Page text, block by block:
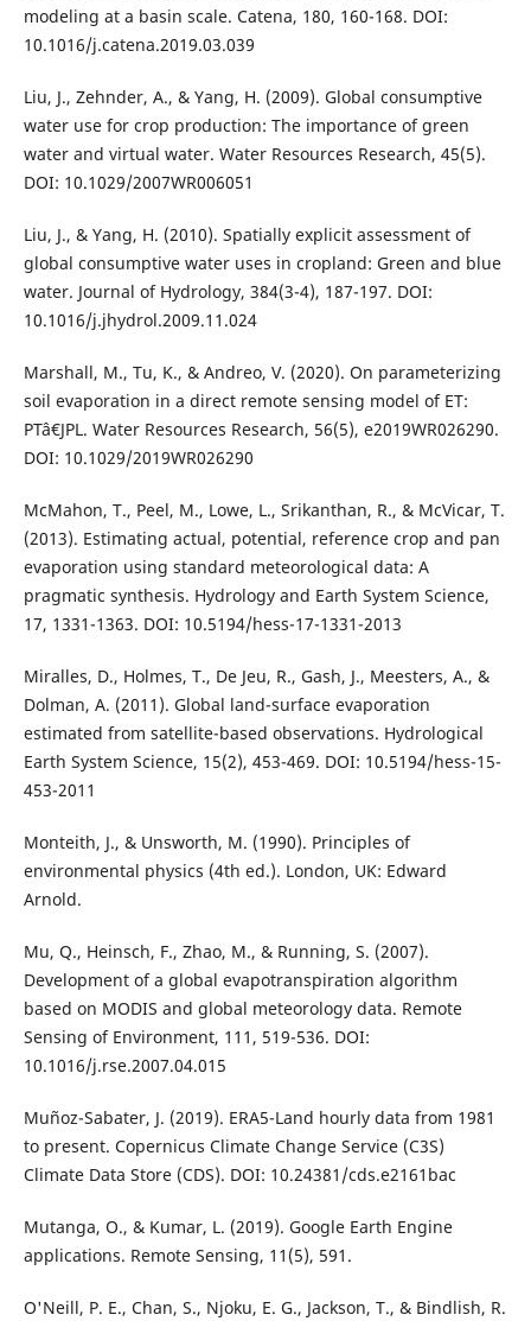
modeling at a basin scale. Catena, 180, 160-168. DOI:
10.1016/j.catena.2019.03.039
Liu, J., Zehnder, A., & Yang, H. (2009). Global consumptive
water use for crop production: The importance of green
water and virtual water. Water Resources Research, 45(5).
DOI: 10.1029/2007WR006051
Liu, J., & Yang, H. (2010). Spatially explicit assessment of
global consumptive water uses in cropland: Green and blue
water. Journal of Hydrology, 384(3-4), 187-197. DOI:
10.1016/j.jhydrol.2009.11.024
Marshall, M., Tu, K., & Andreo, V. (2020). On parameterizing
soil evaporation in a direct remote sensing model of ET:
PTâ€JPL. Water Resources Research, 56(5), e2019WR026290.
DOI: 10.1029/2019WR026290
McMahon, T., Peel, M., Lowe, L., Srikanthan, R., & McVicar, T.
(2013). Estimating actual, potential, reference crop and pan
evaporation using standard meteorological data: A
pragmatic synthesis. Hydrology and Earth System Science,
17, 1331-1363. DOI: 10.5194/hess-17-1331-2013
Miralles, D., Holmes, T., De Jeu, R., Gash, J., Meesters, A., &
Dolman, A. (2011). Global land-surface evaporation
estimated from satellite-based observations. Hydrological
Earth System Science, 15(2), 453-469. DOI: 10.5194/hess-15-
453-2011
Monteith, J., & Unsworth, M. (1990). Principles of
environmental physics (4th ed.). London, UK: Edward
Arnold.
Mu, Q., Heinsch, F., Zhao, M., & Running, S. (2007).
Development of a global evapotranspiration algorithm
based on MODIS and global meteorology data. Remote
Sensing of Environment, 111, 519-536. DOI:
10.1016/j.rse.2007.04.015
Muñoz-Sabater, J. (2019). ERA5-Land hourly data from 1981
to present. Copernicus Climate Change Service (C3S)
Climate Data Store (CDS). DOI: 10.24381/cds.e2161bac
Mutanga, O., & Kumar, L. (2019). Google Earth Engine
applications. Remote Sensing, 11(5), 591.
O'Neill, P. E., Chan, S., Njoku, E. G., Jackson, T., & Bindlish, R.